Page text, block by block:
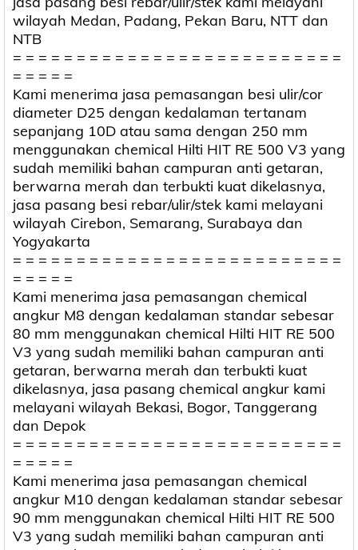
wilayah Medan, Padang, Pekan Baru, NTT dan
NTB
= = = = = = = = = = = = = = = = = = = = = = = = = =
= = = = =
Kami menerima jasa pemasangan besi ulir/cor
diameter D25 dengan kedalaman tertanam
sepanjang 10D atau sama dengan 250 mm
menggunakan chemical Hilti HIT RE 500 V3 yang
sudah memiliki bahan campuran anti getaran,
berwarna merah dan terbukti kuat dikelasnya,
jasa pasang besi rebar/ulir/stek kami melayani
wilayah Cirebon, Semarang, Surabaya dan
Yogyakarta
= = = = = = = = = = = = = = = = = = = = = = = = = =
= = = = =
Kami menerima jasa pemasangan chemical
angkur M8 dengan kedalaman standar sebesar
80 mm menggunakan chemical Hilti HIT RE 500
V3 yang sudah memiliki bahan campuran anti
getaran, berwarna merah dan terbukti kuat
dikelasnya, jasa pasang chemical angkur kami
melayani wilayah Bekasi, Bogor, Tanggerang
dan Depok
= = = = = = = = = = = = = = = = = = = = = = = = = =
= = = = =
Kami menerima jasa pemasangan chemical
angkur M10 dengan kedalaman standar sebesar
90 mm menggunakan chemical Hilti HIT RE 500
V3 yang sudah memiliki bahan campuran anti